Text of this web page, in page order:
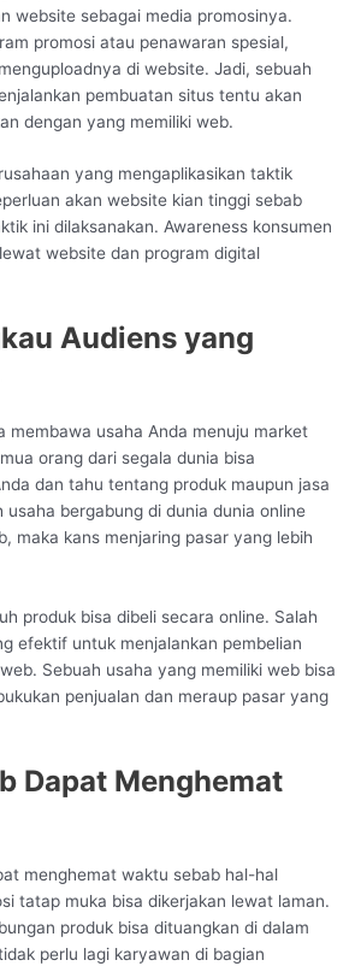
website sebagai media promosinya.
promosi atau penawaran spesial,
di website. Jadi, sebuah
pembuatan situs tentu akan
dengan yang memiliki web.
yang mengaplikasikan taktik
akan website kian tinggi sebab
ini dilaksanakan. Awareness konsumen
website dan program digital
Audiens yang
membawa usaha Anda menuju market
orang dari segala dunia bisa
dan tahu tentang produk maupun jasa
usaha bergabung di dunia dunia online
maka kans menjaring pasar yang lebih
produk bisa dibeli secara online. Salah
efektif untuk menjalankan pembelian
Sebuah usaha yang memiliki web bisa
penjualan dan meraup pasar yang
Dapat Menghemat
menghemat waktu sebab hal-hal
tatap muka bisa dikerjakan lewat laman.
produk bisa dituangkan di dalam
perlu lagi karyawan di bagian